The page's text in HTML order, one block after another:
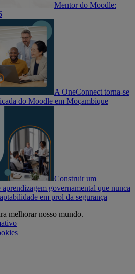
Mentor do Moodle:
A OneConnect torna-se
do Moodle em Moçambique
Construir um
aprendizagem governamental que nunca
em prol da segurança
melhorar nosso mundo.